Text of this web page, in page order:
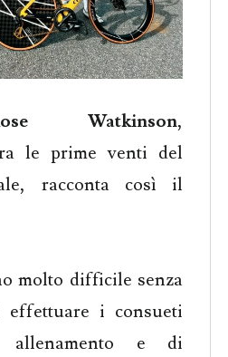
Watkinson,
le prime venti del
racconta così il
molto difficile senza
i consueti
allenamento e di